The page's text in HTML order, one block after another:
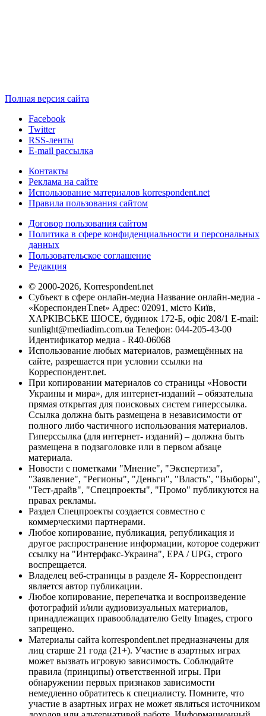
Полная версия сайта
Facebook
Twitter
RSS-ленты
E-mail рассылка
Контакты
Реклама на сайте
Использование материалов korrespondent.net
Правила пользования сайтом
Договор пользования сайтом
Политика в сфере конфиденциальности и персональных
данных
Пользовательское соглашение
Редакция
© 2000-2026, Korrespondent.net
Субъект в сфере онлайн-медиа Название онлайн-медиа -
«КореспонденТ.net» Адрес: 02091, місто Київ,
ХАРКІВСЬКЕ ШОСЕ, будинок 172-Б, офіс 208/1 E-mail:
sunlight@mediadim.com.ua Телефон: 044-205-43-00
Идентификатор медиа - R40-06068
Использование любых материалов, размещённых на
сайте, разрешается при условии ссылки на
Корреспондент.net.
При копировании материалов со страницы «Новости
Украины и мира», для интернет-изданий – обязательна
прямая открытая для поисковых систем гиперссылка.
Ссылка должна быть размещена в независимости от
полного либо частичного использования материалов.
Гиперссылка (для интернет- изданий) – должна быть
размещена в подзаголовке или в первом абзаце
материала.
Новости с пометками "Мнение", "Экспертиза",
"Заявление", "Регионы", "Деньги", "Власть", "Выборы",
"Тест-драйв", "Спецпроекты", "Промо" публикуются на
правах рекламы.
Раздел Спецпроекты создается совместно с
коммерческими партнерами.
Любое копирование, публикация, републикация и
другое распространение информации, которое содержит
ссылку на "Интерфакс-Украина", EPA / UPG, строго
воспрещается.
Владелец веб-страницы в разделе Я- Корреспондент
является автор публикации.
Любое копирование, перепечатка и воспроизведение
фотографий и/или аудиовизуальных материалов,
принадлежащих правообладателю Getty Images, строго
запрещено.
Материалы сайта korrespondent.net предназначены для
лиц старше 21 года (21+). Участие в азартных играх
может вызвать игровую зависимость. Соблюдайте
правила (принципы) ответственной игры. При
обнаружении первых признаков зависимости
немедленно обратитесь к специалисту. Помните, что
участие в азартных играх не может являться источником